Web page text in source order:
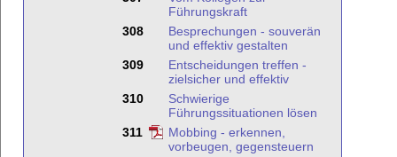
Führungskraft
308
Besprechungen - souverän
und effektiv gestalten
309
Entscheidungen treffen -
zielsicher und effektiv
310
Schwierige
Führungssituationen lösen
311
Mobbing - erkennen,
vorbeugen, gegensteuern